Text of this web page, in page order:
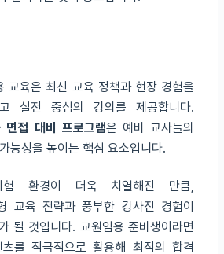
교육은 최신 교육 정책과 현장 경험을
실전 중심의 강의를 제공합니다.
면접 대비 프로그램은 예비 교사들의
능성을 높이는 핵심 요소입니다.
환경이 더욱 치열해진 만큼,
교육 전략과 풍부한 강사진 경험이
될 것입니다. 교원임용 준비생이라면
를 적극적으로 활용해 최적의 합격